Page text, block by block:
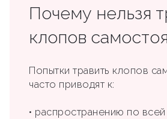
Почему нельзя
клопов
Попытки травить клопов
часто приводят к:
• распространению по